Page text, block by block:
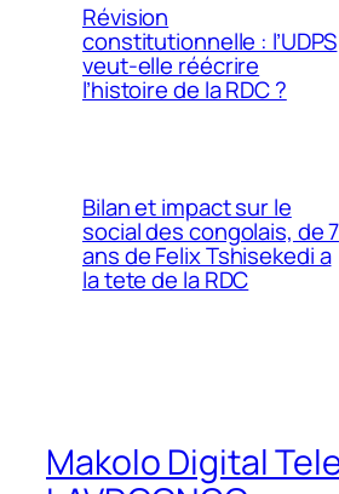
Révision
constitutionnelle : l’UDPS
veut-elle réécrire
l’histoire de la RDC ?
Bilan et impact sur le
social des congolais, de 7
ans de Felix Tshisekedi a
la tete de la RDC
Makolo Digital